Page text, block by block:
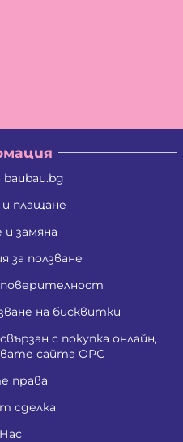
baubau.bg
плащане
замяна
за ползване
на бисквитки
с покупка онлайн,
сайта ОРС
права
сделка